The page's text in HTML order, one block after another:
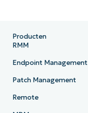
Producten
RMM
Endpoint Management
Patch Management
Remote